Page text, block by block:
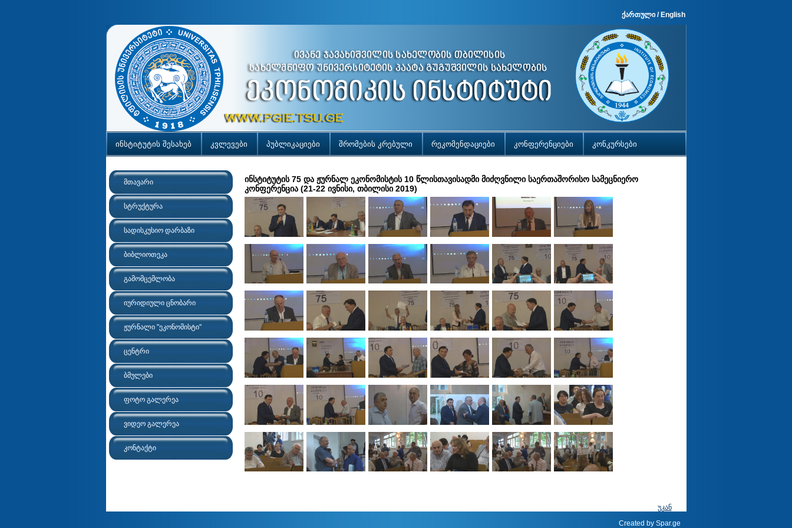
ქართული/ English
ინსტიტუტის შესახებ კვლევები პუბლიკაციები შრომების კრებული რეკომენდაციები კონფერენციები კონკურსები
მთავარი
სტრუქტურა
სადისკუსიო დარბაზი
ბიბლიოთეკა
გამომცემლობა
იურიდიული ცნობარი
ჟურნალი "ეკონომისტი"
ცენტრი
ბმულები
ფოტო გალერეა
ვიდეო გალერეა
კონტაქტი
ინსტიტუტის 75 და ჟურნალ ეკონომისტის 10 წლისთავისადმი მიძღვნილი საერთაშორისო სამეცნიერო
კონფერენცია (21-22 ივნისი, თბილისი 2019)
უკან
Created by Spar.ge